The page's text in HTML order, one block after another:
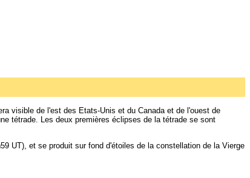
visible de l'est des Etats-Unis et du Canada et de l'ouest de
tétrade. Les deux premières éclipses de la tétrade se sont
UT), et se produit sur fond d'étoiles de la constellation de la Vierge